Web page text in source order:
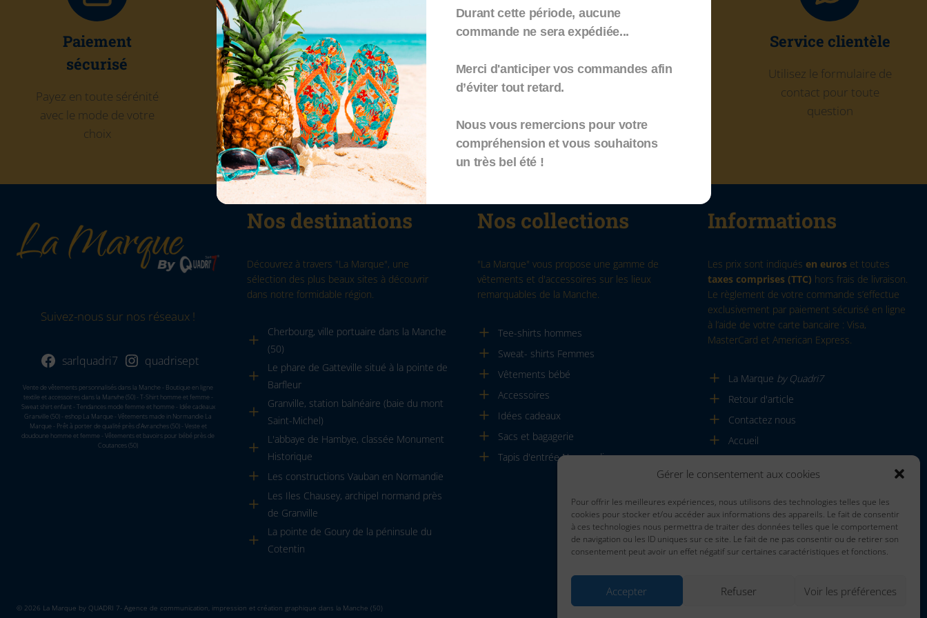
Gérer le consentement aux cookies
Pour offrir les meilleures expériences, nous utilisons des technologies telles que les
cookies pour stocker et/ou accéder aux informations des appareils. Le fait de consentir
à ces technologies nous permettra de traiter des données telles que le comportement
de navigation ou les ID uniques sur ce site. Le fait de ne pas consentir ou de retirer son
consentement peut avoir un effet négatif sur certaines caractéristiques et fonctions.
Accepter Refuser Voir les préférences
Paiement
sécurisé
Payez en toute sérénité
avec le mode de votre
choix
Click and Collect
Récupérez gratuitement
votre commande chez
Quadri'7
Retour sous 14
jours
Pour nous renvoyer vos
Livraison à
domicile
Service clientèle
Utilisez le formulaire de
contact pour toute
question
Suivez-nous sur nos réseaux !
sarlquadri7 quadrisept
Vente de vêtements personnalisés dans la Manche - Boutique en ligne
textile et accessoires dans la Manvhe (50) - T-Shirt homme et femme -
Sweat shirt enfant - Tendances mode femme et homme - Idée cadeaux
Granville (50) - eshop La Marque - Vêtements made in Normandie La
Marque - Prêt à porter de qualité près d'Avranches (50) - Veste et
doudoune homme et femme - Vêtements et bavoirs pour bébé près de
Coutances (50)
Nos destinations
Découvrez à travers "La Marque", une
sélection des plus beaux sites à découvrir
dans notre formidable région.
Cherbourg, ville portuaire dans la Manche
(50)
Le phare de Gatteville situé à la pointe de
Barfleur
Granville, station balnéaire (baie du mont
Saint-Michel)
L'abbaye de Hambye, classée Monument
Historique
Les constructions Vauban en Normandie
Les Iles Chausey, archipel normand près
de Granville
La pointe de Goury de la péninsule du
Cotentin
Nos collections
"La Marque" vous propose une gamme de
vêtements et d'accessoires sur les lieux
remarquables de la Manche.
Tee-shirts hommes
Sweat- shirts Femmes
Vêtements bébé
Accessoires
Idées cadeaux
Sacs et bagagerie
Tapis d'entrée Normandie
Informations
Les prix sont indiqués en euros et toutes
taxes comprises (TTC) hors frais de livraison.
Le règlement de votre commande s’effectue
exclusivement par paiement sécurisé en ligne
à l’aide de votre carte bancaire : Visa,
MasterCard et American Express.
La Marque by Quadri7
Retour d'article
Contactez nous
Accueil
© 2026 La Marque by QUADRI 7- Agence de communication, impression et création graphique dans la Manche (50)
Durant cette période, aucune
commande ne sera expédiée...
Merci d'anticiper vos commandes afin
d’éviter tout retard.
Nous vous remercions pour votre
compréhension et vous souhaitons
un très bel été !